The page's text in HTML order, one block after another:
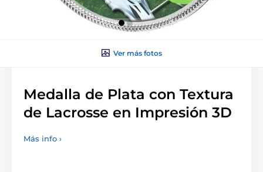
Ver más fotos
Medalla de Plata con Textura
de Lacrosse en Impresión 3D
Más info ›